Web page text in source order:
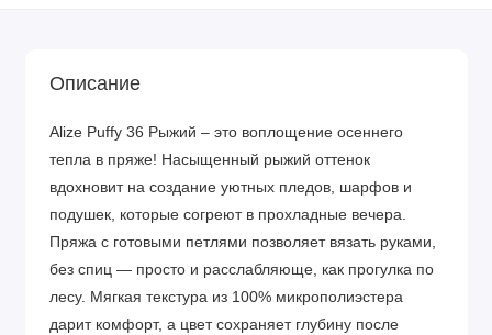
Описание
Alize Puffy 36 Рыжий – это воплощение осеннего
тепла в пряже! Насыщенный рыжий оттенок
вдохновит на создание уютных пледов, шарфов и
подушек, которые согреют в прохладные вечера.
Пряжа с готовыми петлями позволяет вязать руками,
без спиц — просто и расслабляюще, как прогулка по
лесу. Мягкая текстура из 100% микрополиэстера
дарит комфорт, а цвет сохраняет глубину после